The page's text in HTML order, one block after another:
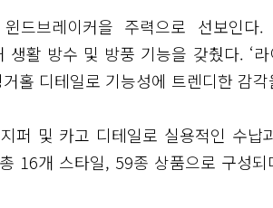
브레이커을 주력으로 선보인다.
활 방수 및 방풍 기능을 갖췄다. ‘
홀 디테일로 기능성에 트렌디한 감
퍼 및 카고 디테일로 실용적인 수납
16개 스타일, 59종 상품으로 구성